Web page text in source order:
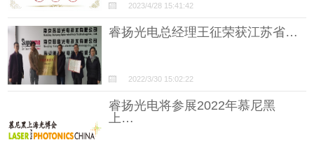
2023/4/28 15:41:42
睿扬光电总经理王征荣获江苏省…
2022/3/30 15:02:22
睿扬光电将参展2022年慕尼黑
上…